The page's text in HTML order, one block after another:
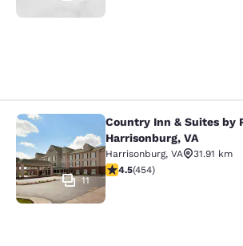
Country Inn & Suites by
11
Country Inn & Suites by
Harrisonburg, VA
Harrisonburg, VA
31.91 km
4.5 étoiles. Excellent. 454
4.5(454)